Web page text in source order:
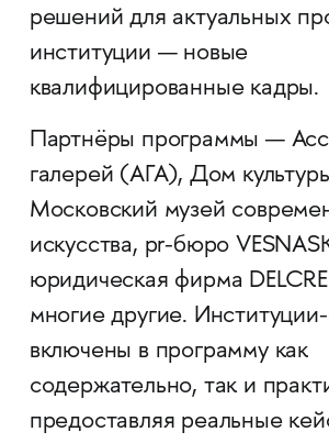
решений для актуальных
институции — новые
квалифицированные кадры.
Партнёры программы —
галерей (АГА), Дом
Московский музей
искусства, pr-бюро
юридическая фирма
многие другие.
включены в программу как
содержательно, так и
предоставляя реальные